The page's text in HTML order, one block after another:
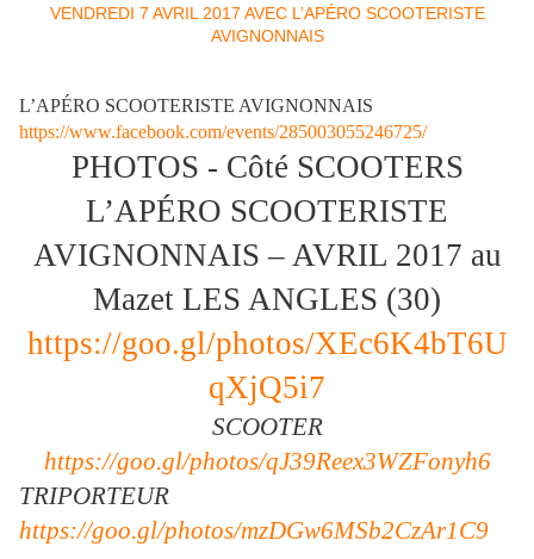
L’APÉRO SCOOTERISTE AVIGNONNAIS
https://www.facebook.com/events/285003055246725/
PHOTOS - Côté SCOOTERS
L’APÉRO SCOOTERISTE
AVIGNONNAIS – AVRIL 2017 au
Mazet LES ANGLES (30)
https://goo.gl/photos/XEc6K4bT6U
qXjQ5i7
SCOOTER
https://goo.gl/photos/qJ39Reex3WZFonyh6
TRIPORTEUR
https://goo.gl/photos/mzDGw6MSb2CzAr1C9